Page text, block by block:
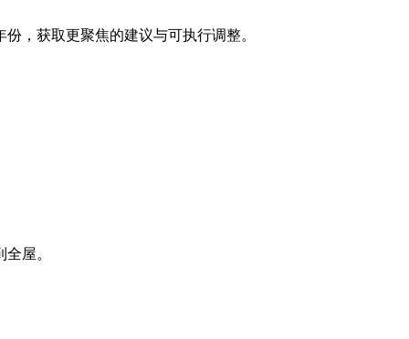
，获取更聚焦的建议与可执行调整。
屋。